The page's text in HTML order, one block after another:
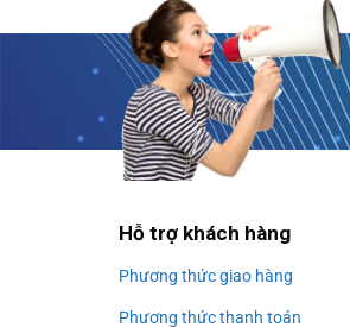
Hỗ trợ khách hàng
Phương thức giao hàng
Phương thức thanh toán